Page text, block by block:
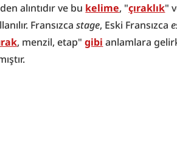
alıntıdır ve bu kelime, "çıraklık"
Fransızca stage, Eski Fransızca
, menzil, etap" gibi anlamlara